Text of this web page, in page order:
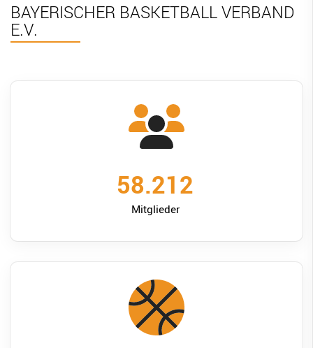
BAYERISCHER BASKETBALL VERBAND
E.V.
58.800
Mitglieder